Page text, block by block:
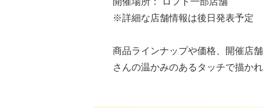
※詳細な店舗情報は後日発表予定
商品ラインナップや価格、開催店
さんの温かみのあるタッチで描か